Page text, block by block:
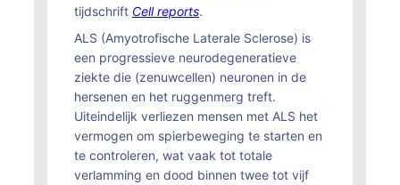
tijdschrift Cell reports.
ALS (Amyotrofische Laterale Sclerose) is
een progressieve neurodegeneratieve
ziekte die (zenuwcellen) neuronen in de
hersenen en het ruggenmerg treft.
Uiteindelijk verliezen mensen met ALS het
vermogen om spierbeweging te starten en
te controleren, wat vaak tot totale
verlamming en dood binnen twee tot vijf